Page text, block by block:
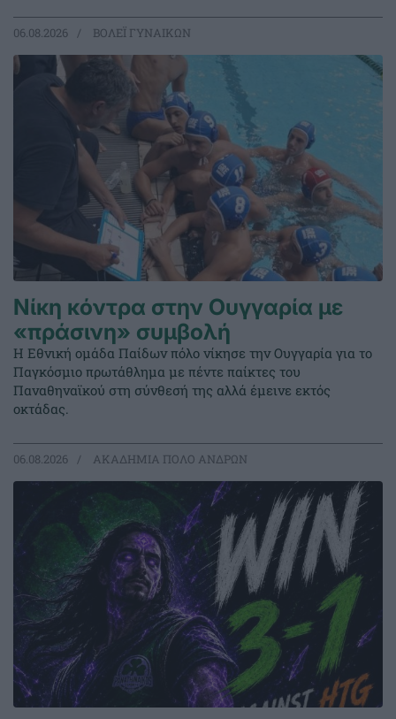
06.08.2026 ΒΟΛΕΪ ΓΥΝΑΙΚΩΝ
Νίκη κόντρα στην Ουγγαρία με
«πράσινη» συμβολή
Η Εθνική ομάδα Παίδων πόλο νίκησε την Ουγγαρία για το
Παγκόσμιο πρωτάθλημα με πέντε παίκτες του
Παναθηναϊκού στη σύνθεσή της αλλά έμεινε εκτός
οκτάδας.
06.08.2026 ΑΚΑΔΗΜΙΑ ΠΟΛΟ ΑΝΔΡΩΝ